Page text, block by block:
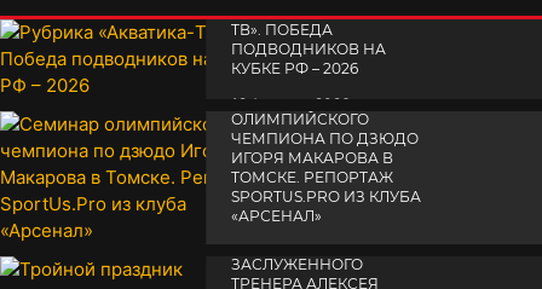
TВ». ПОБЕДА
ПОДВОДНИКОВ НА
КУБКЕ РФ – 2026
19 февраля 2026
СЕМИНАР
ОЛИМПИЙСКОГО
ЧЕМПИОНА ПО ДЗЮДО
ИГОРЯ МАКАРОВА В
ТОМСКЕ. РЕПОРТАЖ
SPORTUS.PRO ИЗ КЛУБА
«АРСЕНАЛ»
ЗАСЛУЖЕННОГО
ТРЕНЕРА АЛЕКСЕЯ